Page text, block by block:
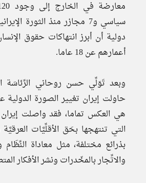
سياسي و7 مجازر منذ الثورة
دولية أن أبرز انتهاكات حقوق
أعمارهم عن 18 عاما.
حاولت إيران تغيير الصورة الدولية
هي العكس تماما، فقد واصلت
التي تنتهجها بحَق الأقلِّيَّات العرقيَّة
بذرائع مختلفة، مثل معاداة
والاتِّجار بالمخّدرات ونشر الأفكار